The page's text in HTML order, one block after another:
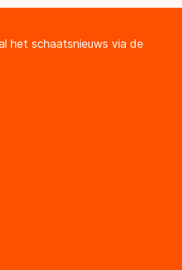
het schaatsnieuws via de